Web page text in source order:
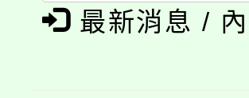
程
「本色祭」8/
最新消息 /